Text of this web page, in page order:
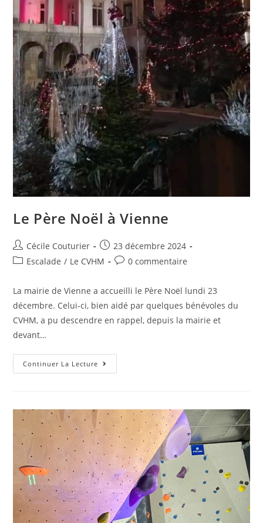
Le Père Noël à Vienne
Cécile Couturier
23 décembre 2024
Escalade / Le CVHM 0 commentaire
La mairie de Vienne a accueilli le Père Noël lundi 23
décembre. Celui-ci, bien aidé par quelques bénévoles du
CVHM, a pu descendre en rappel, depuis la mairie et
devant…
Continuer La Lecture